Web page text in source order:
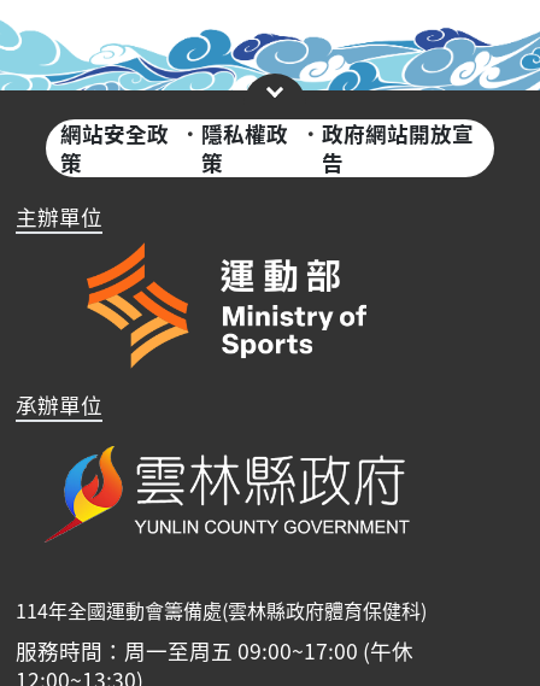
網站安全政
策
· 隱私權政
策
· 政府網站開放宣
告
主辦單位
承辦單位
114年全國運動會籌備處(雲林縣政府體育保健科)
服務時間：周一至周五 09:00~17:00 (午休
12:00~13:30)